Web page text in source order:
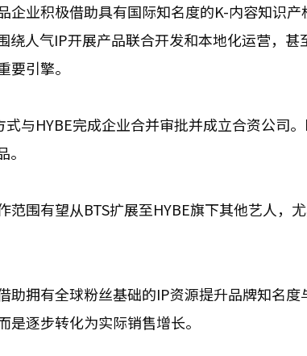
企业积极借助具有国际知名度的K-内容知识产
绕人气IP开展产品联合开发和本地化运营，甚
引擎。
与HYBE完成企业合并审批并成立合资公司
围有望从BTS扩展至HYBE旗下其他艺人，
拥有全球粉丝基础的IP资源提升品牌知名度
逐步转化为实际销售增长。